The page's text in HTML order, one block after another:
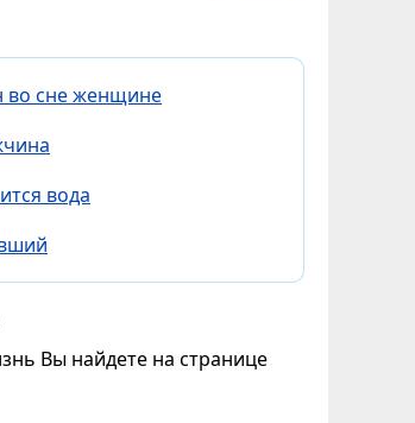
во сне женщине
вода
Вы найдете на странице